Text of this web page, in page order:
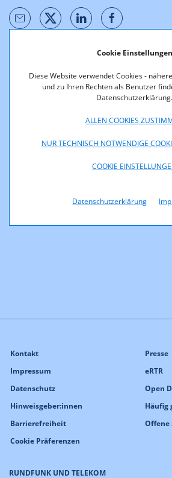
Cookie Einstellungen
Diese Website verwendet Cookies -
und zu Ihren Rechten als Benutzer
Datenschutzerklärung.
ALLEN COOKIES
NUR TECHNISCH NOTWENDIGE
COOKIE
Datenschutzerklärung
Förderentscheidungen werden unter
Gesetzes, der Richtlinienund nach
Fachbeiratesdurch den
Fachbereichs Medien der RTR-GmbH
Die Daten stehen über den
sowie zum Abruf als Open Data zur
Entscheidung 2. Einreichtermin
RUNDFUNK UND TELEKOM
Kontakt
Impressum
Datenschutz
Hinweisgeber:innen
Barrierefreiheit
Cookie Präferenzen
Presse
eRTR
Open
Häufig
Offene